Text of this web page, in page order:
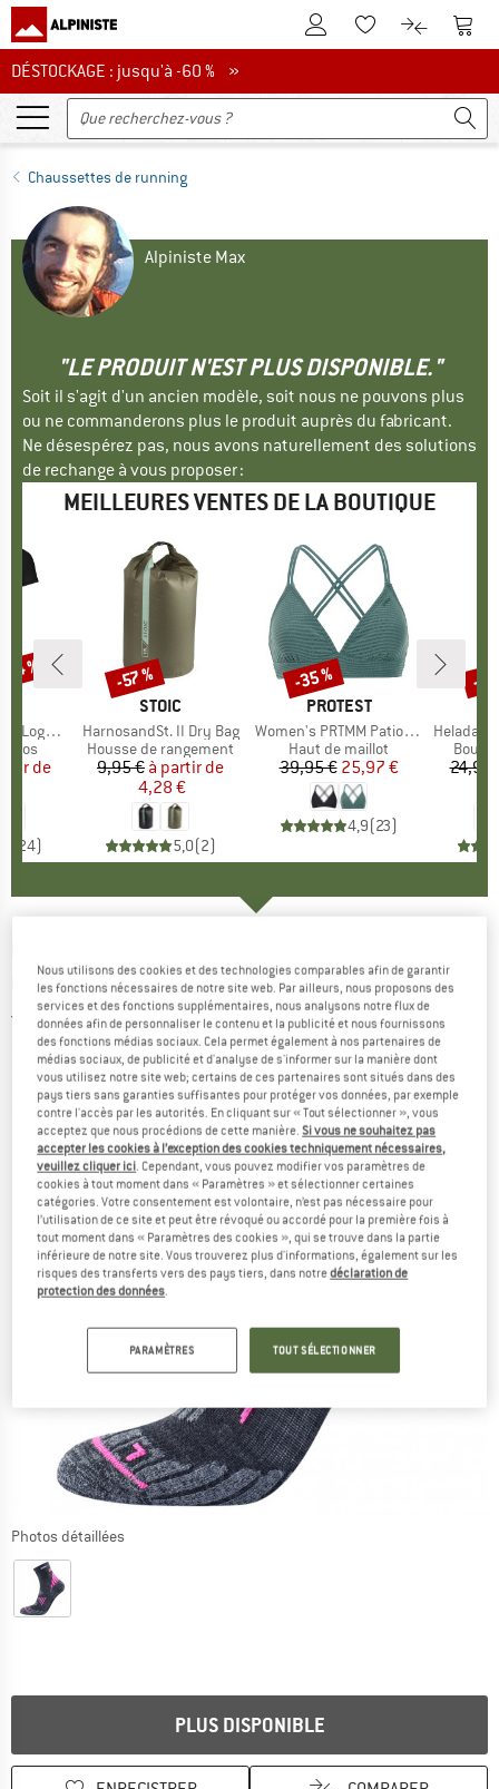
Vers le compte client
Vers la liste
Vers le
DÉSTOCKAGE : jusqu'à -60 %
DÉSTOCKAGE : jusqu'à -60 % »
Chaussettes de running
Alpiniste Max
"LE PRODUIT N'EST PLUS DISPONIBLE."
Soit il s'agit d'un ancien modèle, soit nous ne pouvons plus
ou ne commanderons plus le produit auprès du fabricant.
Ne désespérez pas, nous avons naturellement des solutions
de rechange à vous proposer :
MEILLEURES VENTES DE LA BOUTIQUE
T-Shirt
réduit
de
24)
%
MARQUE
STOIC
Article
HarnosandSt. II Dry Bag
Product group
Housse de rangement
Prix
9,95 € Prix réduit
à partir de
4,28 €
5,0(2)
Remise
-57 %
MARQUE
PROTEST
Article
Women's PRTMM Patio Triangle
Product group
Haut de maillot
Prix
39,95 € Prix réduit
25,97 €
4,9(23)
Remise
-35 %
Article
HeladagenSt.
24,95
-
Chaussettes multifonctions
5,0(1)
Photos détaillées
PLUS DISPONIBLE
Nous utilisons des cookies et des technologies comparables afin de garantir
les fonctions nécessaires de notre site web. Par ailleurs, nous proposons des
services et des fonctions supplémentaires, nous analysons notre flux de
données afin de personnaliser le contenu et la publicité et nous fournissons
des fonctions médias sociaux. Cela permet également à nos partenaires de
médias sociaux, de publicité et d'analyse de s'informer sur la manière dont
vous utilisez notre site web; certains de ces partenaires sont situés dans des
pays tiers sans garanties suffisantes pour protéger vos données, par exemple
contre l'accès par les autorités. En cliquant sur « Tout sélectionner », vous
acceptez que nous procédions de cette manière.Si vous ne souhaitez pas
accepter les cookies à l’exception des cookies techniquement nécessaires,
veuillez cliquer ici. Cependant, vous pouvez modifier vos paramètres de
cookies à tout moment dans « Paramètres » et sélectionner certaines
catégories. Votre consentement est volontaire, n’est pas nécessaire pour
l’utilisation de ce site et peut être révoqué ou accordé pour la première fois à
tout moment dans « Paramètres des cookies », qui se trouve dans la partie
inférieure de notre site. Vous trouverez plus d'informations, également sur les
risques des transferts vers des pays tiers, dans notredéclaration de
protection des données.
PARAMÈTRES TOUT SÉLECTIONNER